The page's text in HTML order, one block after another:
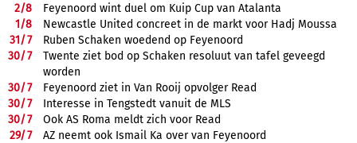
2/8
Feyenoord wint duel om Kuip Cup van Atalanta
1/8
Newcastle United concreet in de markt voor Hadj Moussa
31/7
Ruben Schaken woedend op Feyenoord
30/7
Twente ziet bod op Schaken resoluut van tafel geveegd
worden
30/7
Feyenoord ziet in Van Rooij opvolger Read
30/7
Interesse in Tengstedt vanuit de MLS
30/7
Ook AS Roma meldt zich voor Read
29/7
AZ neemt ook Ismail Ka over van Feyenoord